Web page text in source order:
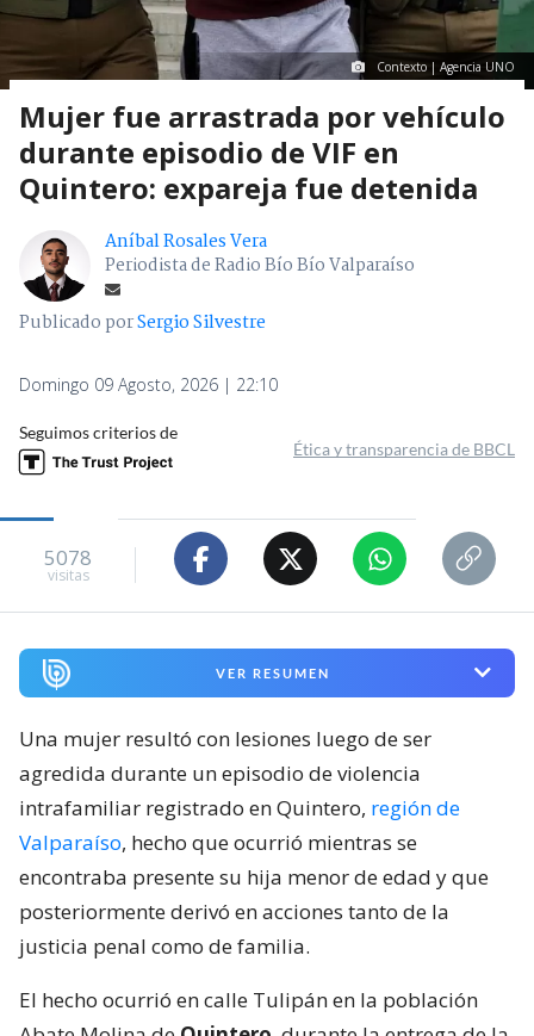
Contexto | Agencia UNO
Mujer fue arrastrada por vehículo
durante episodio de VIF en
Quintero: expareja fue detenida
Aníbal Rosales Vera
Periodista de Radio Bío Bío Valparaíso
Publicado porSergio Silvestre
Domingo 09 Agosto, 2026 | 22:10
Seguimos criterios de
Ética y transparencia de BBCL
5078
visitas
VER RESUMEN
Una mujer resultó con lesiones luego de ser
agredida durante un episodio de violencia
intrafamiliar registrado en Quintero, región de
Valparaíso, hecho que ocurrió mientras se
encontraba presente su hija menor de edad y que
posteriormente derivó en acciones tanto de la
justicia penal como de familia.
El hecho ocurrió en calle Tulipán en la población